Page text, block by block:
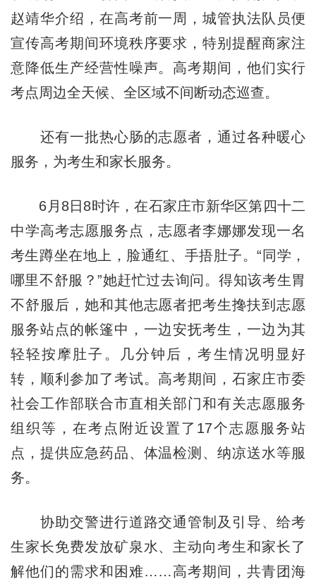
赵靖华介绍，在高考前一周，城管执法队员便
宣传高考期间环境秩序要求，特别提醒商家注
意降低生产经营性噪声。高考期间，他们实行
考点周边全天候、全区域不间断动态巡查。
还有一批热心肠的志愿者，通过各种暖心
服务，为考生和家长服务。
6月8日8时许，在石家庄市新华区第四十二
中学高考志愿服务点，志愿者李娜娜发现一名
考生蹲坐在地上，脸通红、手捂肚子。“同学，
哪里不舒服？”她赶忙过去询问。得知该考生胃
不舒服后，她和其他志愿者把考生搀扶到志愿
服务站点的帐篷中，一边安抚考生，一边为其
轻轻按摩肚子。几分钟后，考生情况明显好
转，顺利参加了考试。高考期间，石家庄市委
社会工作部联合市直相关部门和有关志愿服务
组织等，在考点附近设置了17个志愿服务站
点，提供应急药品、体温检测、纳凉送水等服
务。
协助交警进行道路交通管制及引导、给考
生家长免费发放矿泉水、主动向考生和家长了
解他们的需求和困难……高考期间，共青团海